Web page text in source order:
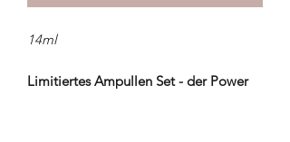
14ml
Limitiertes Ampullen Set - der Power